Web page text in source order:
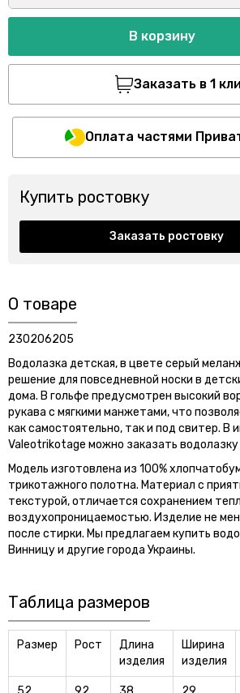
В корзину
Заказать в 1
Оплата частями
Купить ростовку
Заказать ростовку
О товаре
230206205
Водолазка детская, в цвете серый
решение для повседневной носки в
дома. В гольфе предусмотрен высокий
рукава с мягкими манжетами, что
как самостоятельно, так и под свитер. В
Valeotrikotage можно заказать
Модель изготовлена из 100%
трикотажного полотна. Материал с
текстурой, отличается сохранением
воздухопроницаемостью. Изделие не
после стирки. Мы предлагаем купить
Винницу и другие города Украины.
Таблица размеров
Размер Рост
Длина
изделия
Ширина
изделия